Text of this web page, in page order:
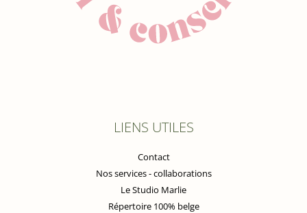
LIENS UTILES
Contact
Nos services - collaborations
Le Studio Marlie
Répertoire 100% belge